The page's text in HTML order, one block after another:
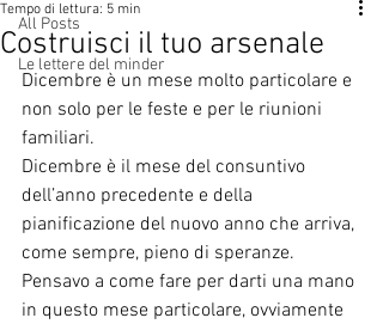
All Posts
Le lettere del minder
Costruisci il tuo arsenale
Tempo di lettura: 5 min
Dicembre è un mese molto particolare e
non solo per le feste e per le riunioni
familiari.
Dicembre è il mese del consuntivo
dell’anno precedente e della
pianificazione del nuovo anno che arriva,
come sempre, pieno di speranze.
Pensavo a come fare per darti una mano
in questo mese particolare, ovviamente